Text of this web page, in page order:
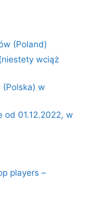
(Poland)
wciąż
(Polska) w
od 01.12.2022, w
players –